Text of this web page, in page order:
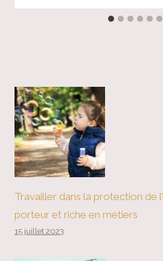
Travailler dans la protection de
porteur et riche en métiers
15 juillet 2023